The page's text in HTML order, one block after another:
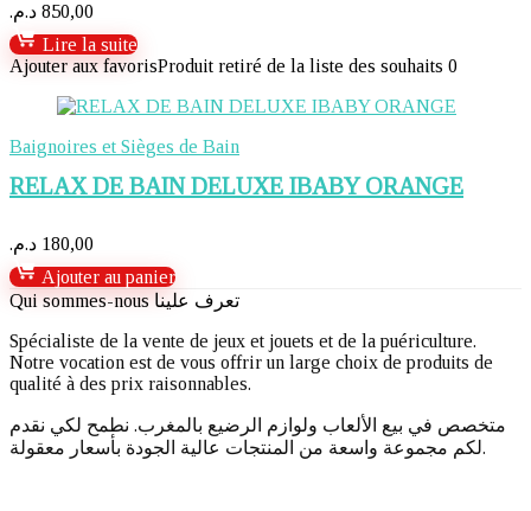
850,00 د.م.
Lire la suite
Ajouter aux favorisProduit retiré de la liste des souhaits 0
Baignoires et Sièges de Bain
RELAX DE BAIN DELUXE IBABY ORANGE
180,00 د.م.
Ajouter au panier
Qui sommes-nous تعرف علينا
Spécialiste de la vente de jeux et jouets et de la puériculture.
Notre vocation est de vous offrir un large choix de produits de
qualité à des prix raisonnables.
متخصص في بيع الألعاب ولوازم الرضيع بالمغرب. نطمح لكي نقدم
لكم مجموعة واسعة من المنتجات عالية الجودة بأسعار معقولة.